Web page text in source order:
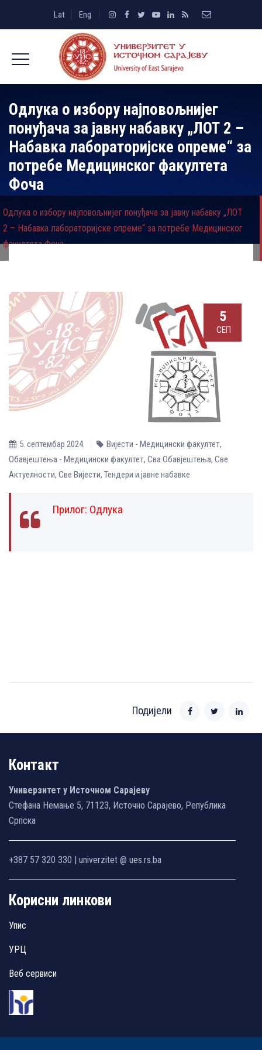
Lat Eng
Одлука о избору најповољнијег
понуђача за јавну набавку „ЛОТ 2 –
Набавка лабораторијске опреме“ за
потребе Медицинског факултета
Фоча
Одлука о избору најповољнијег понуђача за јавну набавку „ЛОТ
2 – Набавка лабораторијске опреме“ за потребе Медицинског
факултета Фоча
5
СЕП
5. септембар 2024. Вијести - Медицински факултет,
Обавјештења - Медицински факултет, Сва Обавјештења, Све
Aктуелности, Све Вијести, Тендери и јавне набавке
Прилог: Одлука
Подијели
Контакт
Универзитет у Источном Сарајеву
Стефана Немање 5, 71123, Источно Сарајево, Република
Српска
+387 57 320 330 | univerzitet @ ues.rs.ba
Корисни линкови
Упис
УРЦ
Веб сервиси